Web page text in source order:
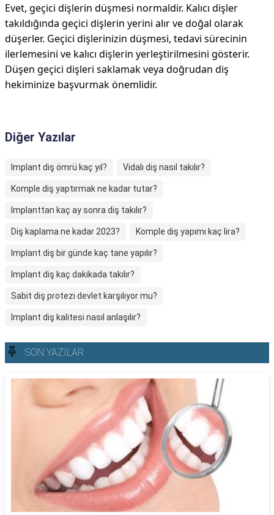
Evet, geçici dişlerin düşmesi normaldir. Kalıcı dişler
takıldığında geçici dişlerin yerini alır ve doğal olarak
düşerler. Geçici dişlerinizin düşmesi, tedavi sürecinin
ilerlemesini ve kalıcı dişlerin yerleştirilmesini gösterir.
Düşen geçici dişleri saklamak veya doğrudan diş
hekiminize başvurmak önemlidir.
Diğer Yazılar
Implant diş ömrü kaç yıl? Vidalı diş nasıl takılır?
Komple diş yaptırmak ne kadar tutar?
Implanttan kaç ay sonra diş takılır?
Diş kaplama ne kadar 2023? Komple diş yapımı kaç lira?
Implant diş bir günde kaç tane yapılır?
Implant diş kaç dakikada takılır?
Sabit diş protezi devlet karşılıyor mu?
Implant diş kalitesi nasıl anlaşılır?
SON YAZILAR